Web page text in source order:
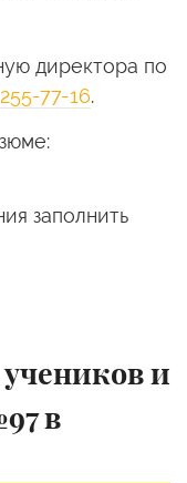
директора по
77-16.
заполнить
и
в